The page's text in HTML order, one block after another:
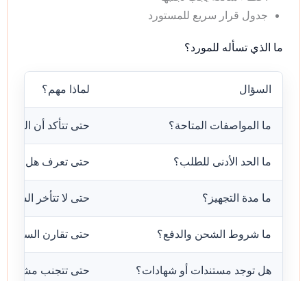
جدول قرار سريع للمستورد
ما الذي تسأله للمورد؟
السؤال لماذا مهم؟
ما المواصفات المتاحة؟ حتى تتأكد أن
ما الحد الأدنى للطلب؟ حتى تعرف هل
ما مدة التجهيز؟ حتى لا تتأخر الشحنة
ما شروط الشحن والدفع؟ حتى تقارن السعر
هل توجد مستندات أو شهادات؟ حتى تتجنب مشاكل